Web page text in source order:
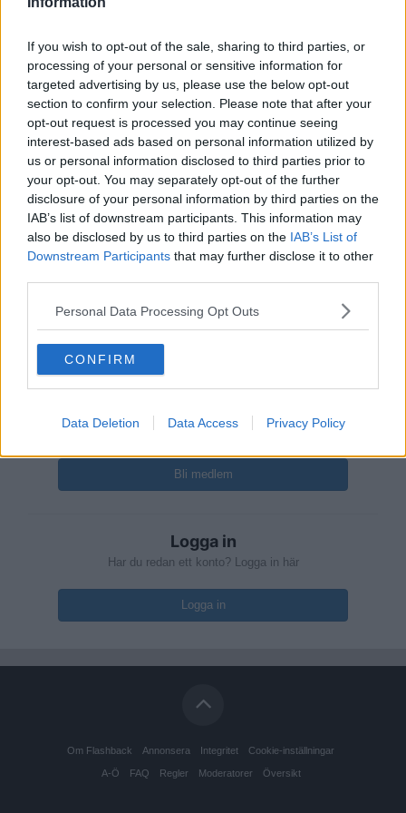
If you wish to opt-out of the sale, sharing to third parties, or
processing of your personal or sensitive information for
targeted advertising by us, please use the below opt-out
section to confirm your selection. Please note that after your
opt-out request is processed you may continue seeing
interest-based ads based on personal information utilized by
us or personal information disclosed to third parties prior to
your opt-out. You may separately opt-out of the further
disclosure of your personal information by third parties on the
IAB’s list of downstream participants. This information may
also be disclosed by us to third parties on the IAB’s List of
Downstream Participants that may further disclose it to other
Personal Data Processing Opt Outs
CONFIRM
Data Deletion Data Access Privacy Policy
2025-11-17, 11:24
Medlem
Reg: Dec 2012
Man blir troligen för gammal för denna lek när man inser att allt
man vill dölja, har alla andra redan också gjort. Alltså finns inte
incitamentet kvar att dölja nåt, alltså väljer man sanning…
Skapa ett konto eller logga in för att
kommentera
Du måste vara medlem för att kunna kommentera
Det är enkelt att registrera ett nytt konto
Bli medlem
Logga in
Har du redan ett konto? Logga in här
Logga in
Om Flashback Annonsera Integritet Cookie-inställningar
A-Ö FAQ Regler Moderatorer Översikt